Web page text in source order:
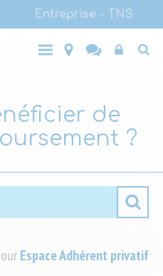
Entreprise - TNS
Main
ParticulierEntreprise
- TNS
Top
de
?
Rechercher
Espace Adhérent privatif